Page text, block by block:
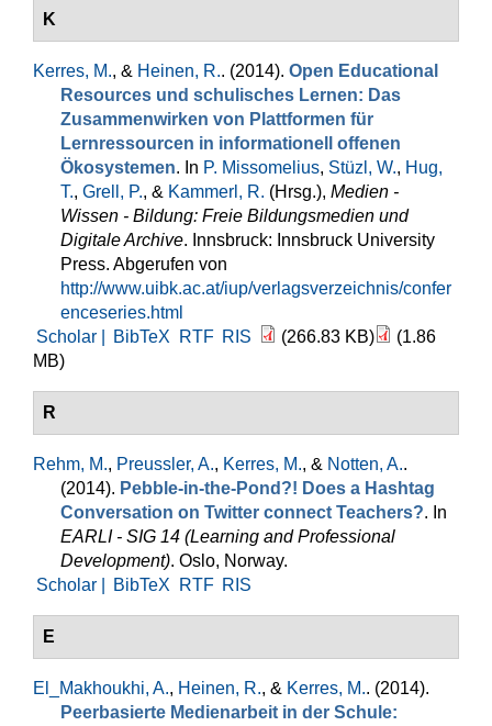
K
Kerres, M., & Heinen, R.. (2014). Open Educational
Resources und schulisches Lernen: Das
Zusammenwirken von Plattformen für
Lernressourcen in informationell offenen
Ökosystemen. In P. Missomelius, Stüzl, W., Hug,
T., Grell, P., & Kammerl, R. (Hrsg.), Medien -
Wissen - Bildung: Freie Bildungsmedien und
Digitale Archive. Innsbruck: Innsbruck University
Press. Abgerufen von
http://www.uibk.ac.at/iup/verlagsverzeichnis/confer
enceseries.html
Scholar |
BibTeX RTF RIS (266.83 KB)
(1.86
MB)
R
Rehm, M., Preussler, A., Kerres, M., & Notten, A..
(2014). Pebble-in-the-Pond?! Does a Hashtag
Conversation on Twitter connect Teachers?. In
EARLI - SIG 14 (Learning and Professional
Development). Oslo, Norway.
Scholar |
BibTeX RTF RIS
E
El_Makhoukhi, A., Heinen, R., & Kerres, M.. (2014).
Peerbasierte Medienarbeit in der Schule: